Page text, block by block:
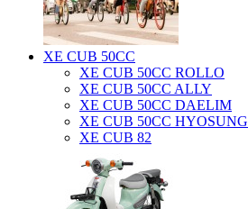
XE CUB 50CC
XE CUB 50CC ROLLO
XE CUB 50CC ALLY
XE CUB 50CC DAELIM
XE CUB 50CC HYOSUNG
XE CUB 82